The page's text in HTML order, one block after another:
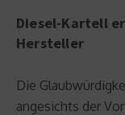
Diesel-Kartell
Hersteller
Die
angesichts der